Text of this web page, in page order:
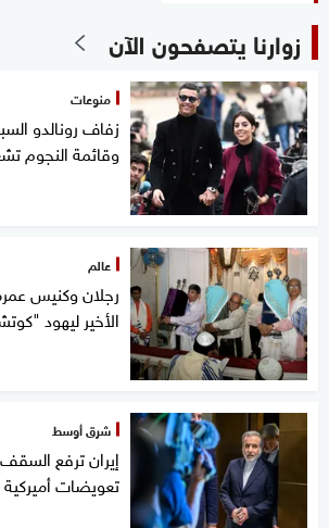
زوارنا يتصفحون الآن
منوعات
زفاف رونالدو
وقائمة النجوم
عالم
الأخير ليهود
شرق أوسط
إيران ترفع
تعويضات